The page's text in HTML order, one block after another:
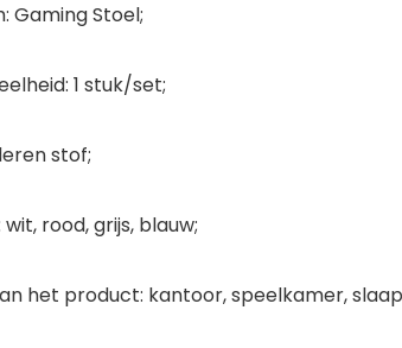
Gaming Stoel;
1 stuk/set;
stof;
rood, grijs, blauw;
het product: kantoor, speelkamer,